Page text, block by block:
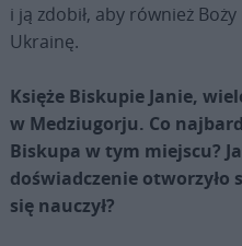
i ją zdobił, aby również
Ukrainę.
Księże Biskupie Janie,
w Medziugorju. Co
Biskupa w tym miejscu?
doświadczenie otworzyło
się nauczył?